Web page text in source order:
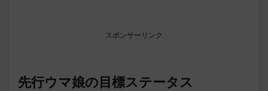
スポンサーリンク
先行ウマ娘の目標ステータス